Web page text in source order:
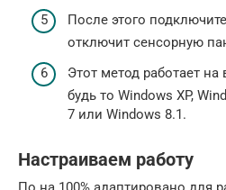
После этого
отключит сенсорную
Этот метод работает на
будь то Windows XP,
7 или Windows 8.1.
Настраиваем работу